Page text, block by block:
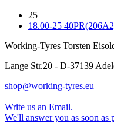
25
18.00-25
Working-Tyres Torsten
Lange Str.20 - D-37139
shop@working-tyres.eu
Write us an Email.
We'll answer you as soon as